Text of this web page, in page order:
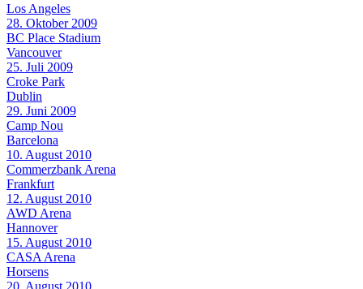
Los Angeles
28. Oktober 2009
BC Place Stadium
Vancouver
25. Juli 2009
Croke Park
Dublin
29. Juni 2009
Camp Nou
Barcelona
10. August 2010
Commerzbank Arena
Frankfurt
12. August 2010
AWD Arena
Hannover
15. August 2010
CASA Arena
Horsens
20. August 2010